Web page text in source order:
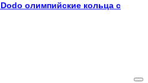
олимпийские кольца с